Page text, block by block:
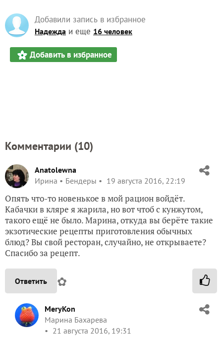
Добавили запись в избранное
Надежда и еще 16 человек
Добавить в избранное
Комментарии (10)
Anatolewna
Ирина
Бендеры 19 августа 2016, 22:19
Опять что-то новенькое в мой рацион войдёт.
Кабачки в кляре я жарила, но вот чтоб с кунжутом,
такого ещё не было. Марина, откуда вы берёте такие
экзотические рецепты приготовления обычных
блюд? Вы свой ресторан, случайно, не открываете?
Спасибо за рецепт.
Ответить ✿
MeryKon
Марина Бахарева
21 августа 2016, 19:31